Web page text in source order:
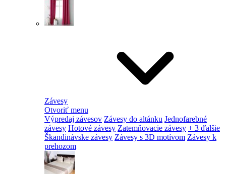
Závesy
Otvoriť menu
Výpredaj závesov Závesy do altánku Jednofarebné
závesy Hotové závesy Zatemňovacie závesy + 3 ďalšie
Škandinávske závesy Závesy s 3D motívom Závesy k
prehozom